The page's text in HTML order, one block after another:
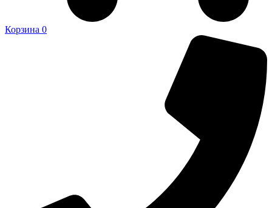
Корзина 0